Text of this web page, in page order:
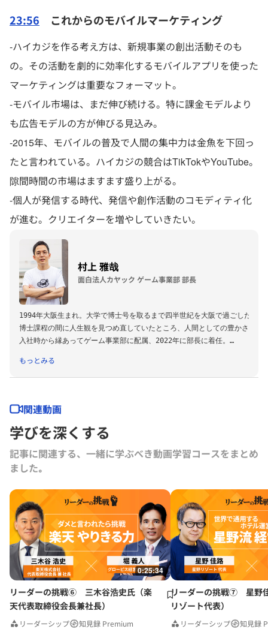
23:56 これからのモバイルマーケティング
-ハイカジを作る考え方は、新規事業の創出活動そのも
の。その活動を劇的に効率化するモバイルアプリを使った
マーケティングは重要なフォーマット。
-モバイル市場は、まだ伸び続ける。特に課金モデルより
も広告モデルの方が伸びる見込み。
-2015年、モバイルの普及で人間の集中力は金魚を下回っ
たと言われている。ハイカジの競合はTikTokやYouTube。
隙間時間の市場はますます盛り上がる。
-個人が発信する時代、発信や創作活動のコモディティ化
が進む。クリエイターを増やしていきたい。
村上 雅哉
面白法人カヤック ゲーム事業部 部長
1994年大阪生まれ。大学で博士号を取るまで四半世紀を大阪で過ごした。
博士課程の間に人生観を見つめ直していたところ、人間としての豊かさに
入社時から縁あってゲーム事業部に配属、2022年に部長に着任。
大阪大学　大学院情報科学研究科　博士（情報科学）
もっとみる
関連動画
学びを深くする
記事に関連する、一緒に学ぶべき動画学習コースをまとめ
ました｡
0:25:34
リーダーの挑戦⑥ 三木谷浩史氏（楽
天代表取締役会長兼社長）
リーダーシップ 知見録 Premium
リーダーの挑戦⑦ 星野
リゾート代表）
リーダーシップ 知見録